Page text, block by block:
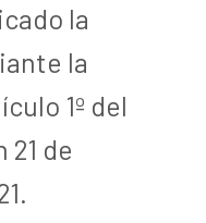
la
la
1º del
21 de